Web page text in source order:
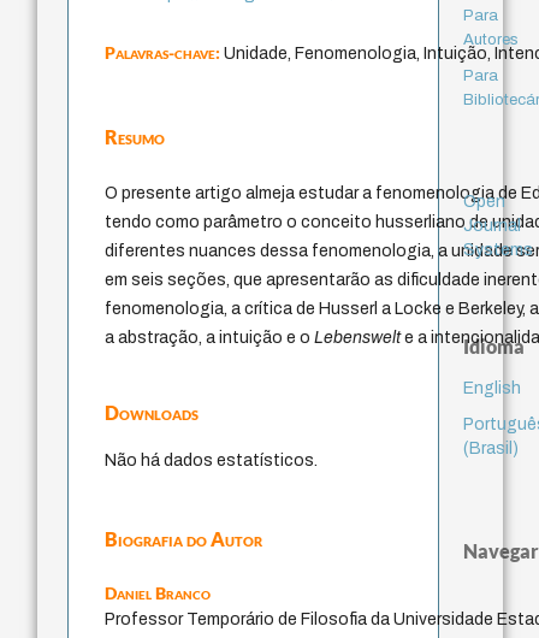
Palavras-chave:Unidade, Fenomenologia, Intuição,
Resumo
O presente artigo almeja estudar a fenomenologia de
tendo como parâmetro o conceito husserliano de
diferentes nuances dessa fenomenologia, a unidade
em seis seções, que apresentarão as dificuldade
fenomenologia, a crítica de Husserl a Locke e Berkeley,
a abstração, a intuição e oLebenswelte a
Downloads
Não há dados estatísticos.
Biografia do Autor
Daniel Branco
Professor Temporário de Filosofia da Universidade
Para
Autores
Para
Open
Journal
Systems
Idioma
English
(Brasil)
Navegar